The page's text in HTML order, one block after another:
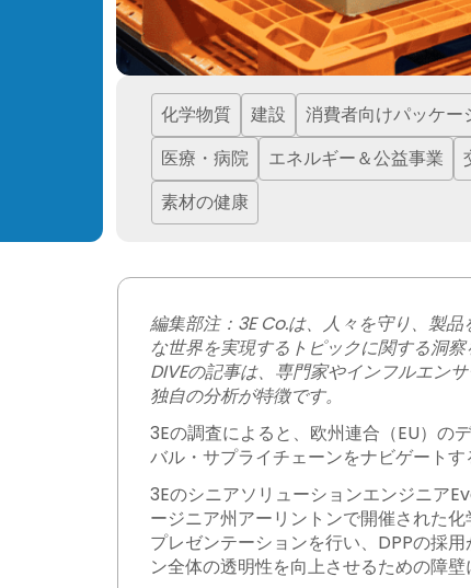
化学物質 建設 消費者向けパッケー
医療・病院
エネルギー＆公益事業
素材の健康
7つの間違い
およびその先を見据えたデータ整備の実現
｜3Eプロテクト
編集部注：3E Co.は、人々を守り、製
な世界を実現するトピックに関する洞
DIVEの記事は、専門家やインフルエン
独自の分析が特徴です。
3Eの調査によると、欧州連合（EU）の
バル・サプライチェーンをナビゲート
3Eのシニアソリューションエンジニア
ージニア州アーリントンで開催された
プレゼンテーションを行い、DPPの採
ン全体の透明性を向上させるための障壁